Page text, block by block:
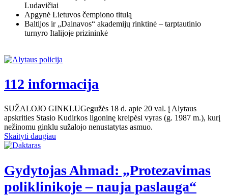
Ludavičiai
Apgynė Lietuvos čempiono titulą
Baltijos ir „Dainavos“ akademijų rinktinė – tarptautinio
turnyro Italijoje prizininkė
112 informacija
SUŽALOJO GINKLUGegužės 18 d. apie 20 val. į Alytaus
apskrities Stasio Kudirkos ligoninę kreipėsi vyras (g. 1987 m.), kurį
nežinomu ginklu sužalojo nenustatytas asmuo.
Skaityti daugiau
Gydytojas Ahmad: „Protezavimas
poliklinikoje – nauja paslauga“